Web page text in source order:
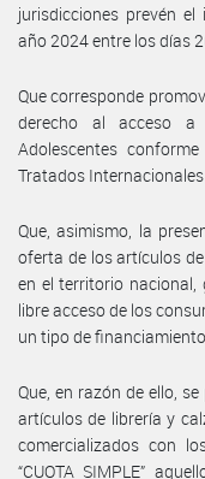
jurisdicciones prevén
año 2024 entre los días
Que corresponde
derecho al acceso
Adolescentes
Tratados
Que, asimismo, la
oferta de los artículos
en el territorio
libre acceso de los
un tipo de
Que, en razón de ello,
artículos de librería y
comercializados con
“CUOTA SIMPLE”